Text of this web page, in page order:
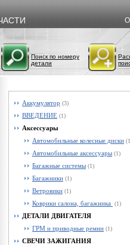
Поиск по номеру
детали
Аккумулятор (3)
ВВЕДЕНИЕ (1)
Аксессуары
Автомобильные колесные диски
Автомобильные аксессуары (1)
Багажные системы (1)
Багажники (1)
Ветровики (1)
Коврики салона, багажника (1)
ДЕТАЛИ ДВИГАТЕЛЯ
ГРМ и приводные ремни (1)
СВЕЧИ ЗАЖИГАНИЯ